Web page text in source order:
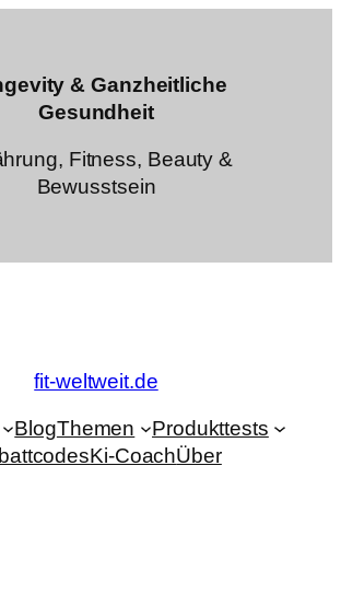
& Ganzheitliche
Gesundheit
Fitness, Beauty &
Bewusstsein
fit-weltweit.de
BlogThemen
Produkttests
Ki-CoachÜber